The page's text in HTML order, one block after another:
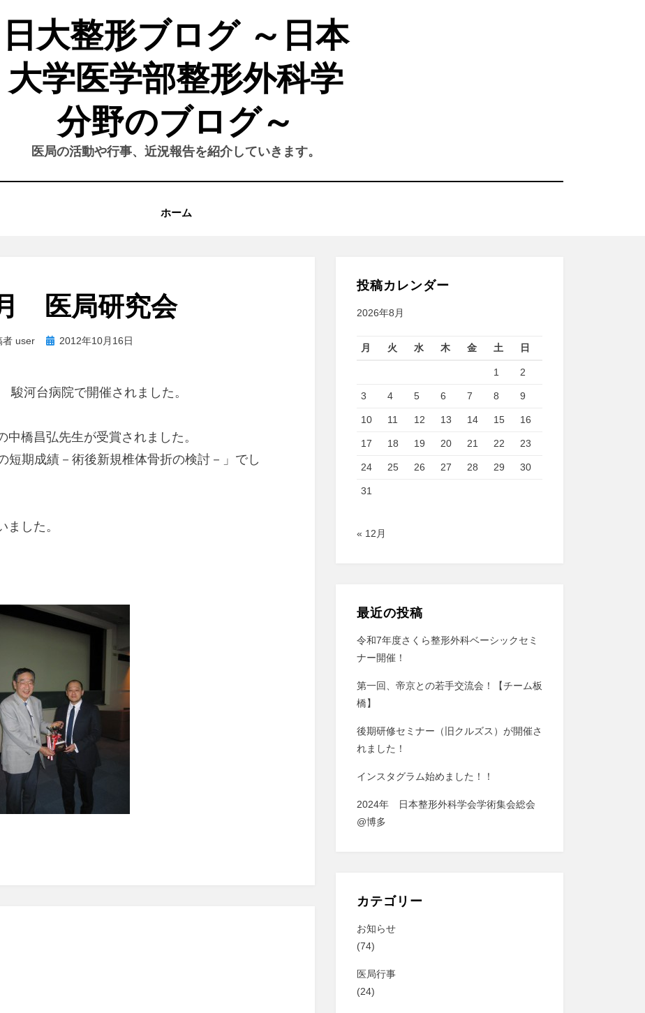
日大整形ブログ ～日本
大学医学部整形外科学
分野のブログ～
医局の活動や行事、近況報告を紹介していきます。
ホーム
医局研究会
者 user
投 2012年10月16日
河台病院で開催されました。
橋昌弘先生が受賞されました。
短期成績－術後新規椎体骨折の検討－」でし
した。
投稿カレンダー
2026年8月
月 火 水 木 金 土 日
1 2
3 4 5 6 7 8 9
10 11 12 13 14 15 16
17 18 19 20 21 22 23
24 25 26 27 28 29 30
31
« 12月
最近の投稿
令和7年度さくら整形外科ベーシックセミ
ナー開催！
第一回、帝京との若手交流会！【チーム板
橋】
後期研修セミナー（旧クルズス）が開催さ
れました！
インスタグラム始めました！！
2024年 日本整形外科学会学術集会総会
@博多
カテゴリー
お知らせ
(74)
医局行事
(24)